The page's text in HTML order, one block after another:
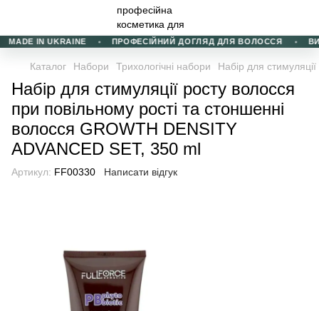
IN UKRAINE ПРОФЕСІЙНИЙ ДОГЛЯД ДЛЯ ВОЛОССЯ
Каталог Набори Трихологічні набори Набір для
Набір для стимуляції росту волосся
при повільному рості та стоншенні
волосся GROWTH DENSITY
ADVANCED SET, 350 ml
Артикул: FF00330 Написати відгук